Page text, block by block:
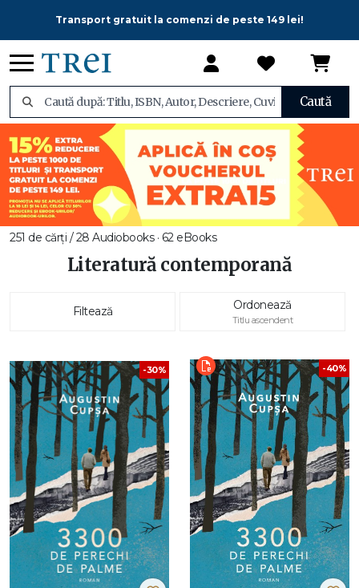
Transport gratuit la comenzi de peste 149 lei!
Caută
251 de cărți / 28 Audiobooks · 62 eBooks
Literatură contemporană
Filtează Ordonează
Titlu ascendent
-30% -40%